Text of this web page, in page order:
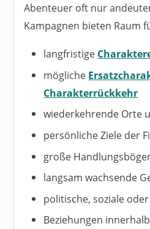
Abenteuer oft nur
Kampagnen bieten Raum
langfristige
mögliche
Charakterrückkehr
wiederkehrende Orte
persönliche Ziele der
große
langsam wachsende
politische, soziale
Beziehungen